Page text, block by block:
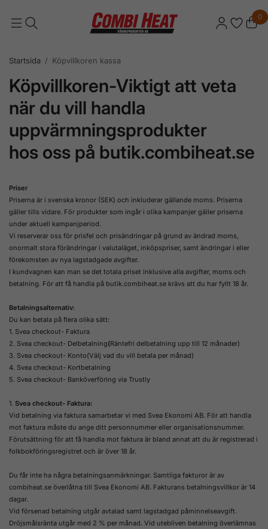
0
Startsida / Köpvillkoren kassa
Köpvillkoren-Viktigt att veta
när du vill handla
uppvärmningsprodukter
hos oss på butik.combiheat.se
Priser
Priserna är i svenska kronor (SEK) och inkluderar gällande moms. Priserna
gäller tills vidare. För produkter som ingår i olika kampanjer gäller priserna
under aktuell kampanjperiod.
Vi reserverar oss för prisfel och prisändringar på grund av ändrad moms,
onormalt stora förändringar i valutaläget, inköpspriser, samt ändringar i eller
förekomsten av nya lagstadgade avgifter.
I kundvagnen kan man se det totala priset inklusive alla avgifter, moms och
betalning. För att få handla på butik.combiheat.se krävs att du har fyllt 18 år.
Betalningsalternativ:
Du kan betala på flera olika sätt:
1. Svea checkout- Faktura
2. Svea checkout- Delbetalning(Räntefri delbetalning upp till 12 månader)
3. Svea checkout- Konto(Välj vad du vill betala per månad)
4. Svea checkout- Kortbetalning
5. Svea checkout- Banköverföring via Trustly
1. Svea checkout- Faktura:
Vid betalning via faktura samarbetar vi med Svea Ekonomi AB. För att handla
mot faktura måste du ange ditt personnummer eller organisationsnummer.
Förutsättning för att få handla mot faktura är bland annat att du är registrerad i
folkbokföringsregistret och är över 18 år.
Du får inte ha några betalningsanmärkningar. Samtliga fakturor är av
combiheat.se överlåtna till Svea Ekonomi AB. Fakturans betalningsvillkor är 14
dagar.
Vid försenad betalning utgår avtalad samt lagstadgad påminnelseavgift.
Dröjsmålsränta utgår med 2 % per månad. Vid utebliven betalning överlämnas